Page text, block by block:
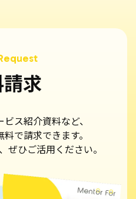
求
ス紹介資料など、
で請求できます。
ぜひご活用ください。